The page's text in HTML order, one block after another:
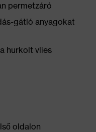
permetzáró
gátló anyagokat
hurkolt vlies
oldalon